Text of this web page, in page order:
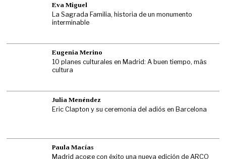
Eva Miguel
La Sagrada Familia, historia de un monumento
interminable
Eugenia Merino
10 planes culturales en Madrid: A buen tiempo, más
cultura
Julia Menéndez
Eric Clapton y su ceremonia del adiós en Barcelona
Paula Macías
Madrid acoge con éxito una nueva edición de ARCO